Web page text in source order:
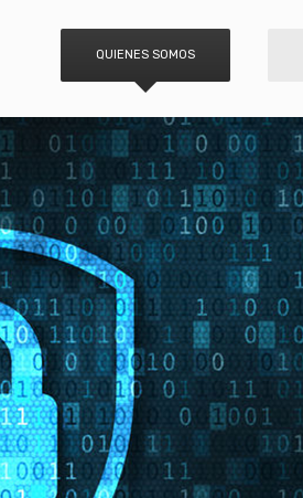
QUIENES SOMOS